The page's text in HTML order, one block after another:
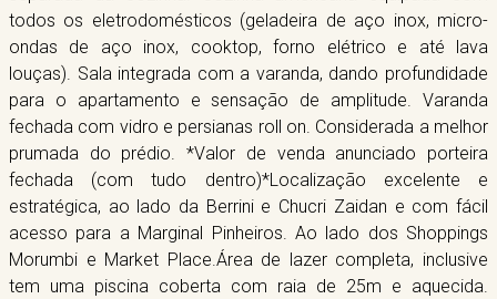
todos os eletrodomésticos (geladeira de aço inox, micro-
ondas de aço inox, cooktop, forno elétrico e até lava
louças). Sala integrada com a varanda, dando profundidade
para o apartamento e sensação de amplitude. Varanda
fechada com vidro e persianas roll on. Considerada a melhor
prumada do prédio. *Valor de venda anunciado porteira
fechada (com tudo dentro)*Localização excelente e
estratégica, ao lado da Berrini e Chucri Zaidan e com fácil
acesso para a Marginal Pinheiros. Ao lado dos Shoppings
Morumbi e Market Place.Área de lazer completa, inclusive
tem uma piscina coberta com raia de 25m e aquecida.